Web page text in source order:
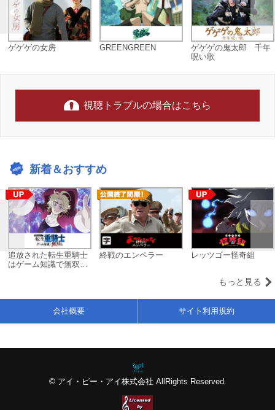
ゲゲゲの女房 GREENGREEN
ゲゲゲの鬼太郎 千年
呪い歌
視聴トラブルの場合はこちら
新着＆おすすめ
追放された転生重騎士
はゲーム知識で無双す
終戦のエンペラー レッツゴー怪奇組
もっと見る
© アイ・ピー・アイ株式会社 AllRights Reserved.
会社概要 サイト利用規約